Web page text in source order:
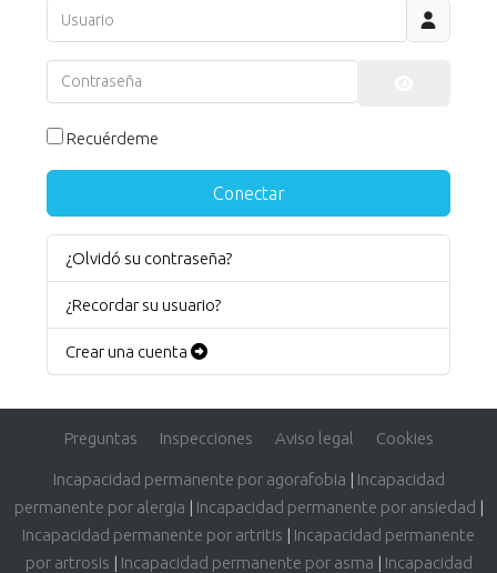
Usuario
Contraseña
Recuérdeme
Conectar
¿Olvidó su contraseña?
¿Recordar su usuario?
Crear una cuenta
Preguntas Inspecciones Aviso legal Cookies
Incapacidad permanente por agorafobia | Incapacidad
permanente por alergia | Incapacidad permanente por ansiedad |
Incapacidad permanente por artritis | Incapacidad permanente
por artrosis | Incapacidad permanente por asma | Incapacidad